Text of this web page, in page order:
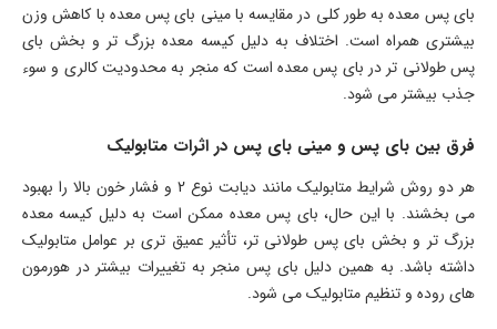
بای پس معده به طور کلی در مقایسه با مینی بای پس معده با کاهش وزن
بیشتری همراه است. اختلاف به دلیل کیسه معده بزرگ تر و بخش بای
پس طولانی تر در بای پس معده است که منجر به محدودیت کالری و سوء
جذب بیشتر می شود.
فرق بین بای پس و مینی بای پس در اثرات متابولیک
هر دو روش شرایط متابولیک مانند دیابت نوع 2 و فشار خون بالا را بهبود
می بخشند. با این حال، بای پس معده ممکن است به دلیل کیسه معده
بزرگ تر و بخش بای پس طولانی تر، تأثیر عمیق تری بر عوامل متابولیک
داشته باشد. به همین دلیل بای پس منجر به تغییرات بیشتر در هورمون
های روده و تنظیم متابولیک می شود.